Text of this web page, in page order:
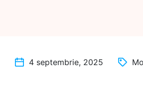
4 septembrie, 2025